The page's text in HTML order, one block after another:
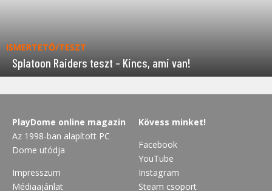
ISMERTETŐ/TESZT
Splatoon Raiders teszt – Kincs, ami van!
PlayDome online magazin
Az 1998-ban alapított PC
Dome utódja
Impresszum
Médiaajánlat
Kövess minket!
Facebook
YouTube
Instagram
Steam csoport